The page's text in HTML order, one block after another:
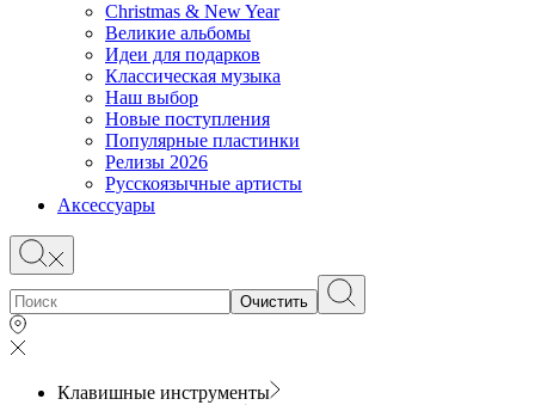
Christmas & New Year
Великие альбомы
Идеи для подарков
Классическая музыка
Наш выбор
Новые поступления
Популярные пластинки
Релизы 2026
Русскоязычные артисты
Аксессуары
Очистить
Клавишные инструменты